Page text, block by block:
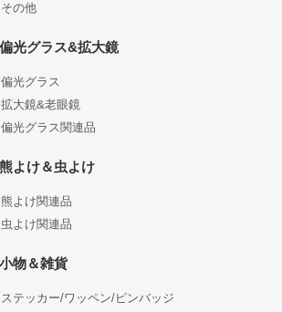
その他
偏光グラス&拡大鏡
偏光グラス
拡大鏡&老眼鏡
偏光グラス関連品
熊よけ＆虫よけ
熊よけ関連品
虫よけ関連品
小物＆雑貨
ステッカー/ワッペン/ピンバッジ